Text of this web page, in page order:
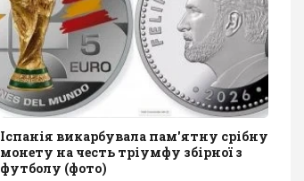
Іспанія викарбувала пам'ятну срібну
монету на честь тріумфу збірної з
футболу (фото)